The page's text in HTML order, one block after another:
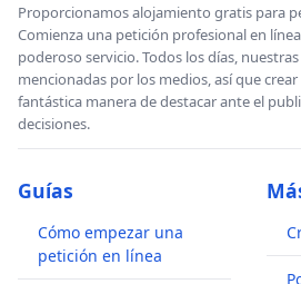
Proporcionamos alojamiento gratis para
Comienza una petición profesional en
poderoso servicio. Todos los días,
mencionadas por los medios, así que
fantástica manera de destacar ante el
decisiones.
Guías
Cómo empezar una
petición en línea